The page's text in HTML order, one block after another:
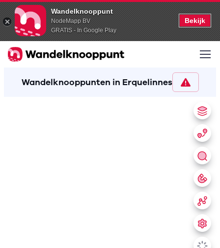
Wandelknooppunt
NodeMapp BV
GRATIS - In Google Play
Bekijk
Wandelknooppunten in Erquelinnes